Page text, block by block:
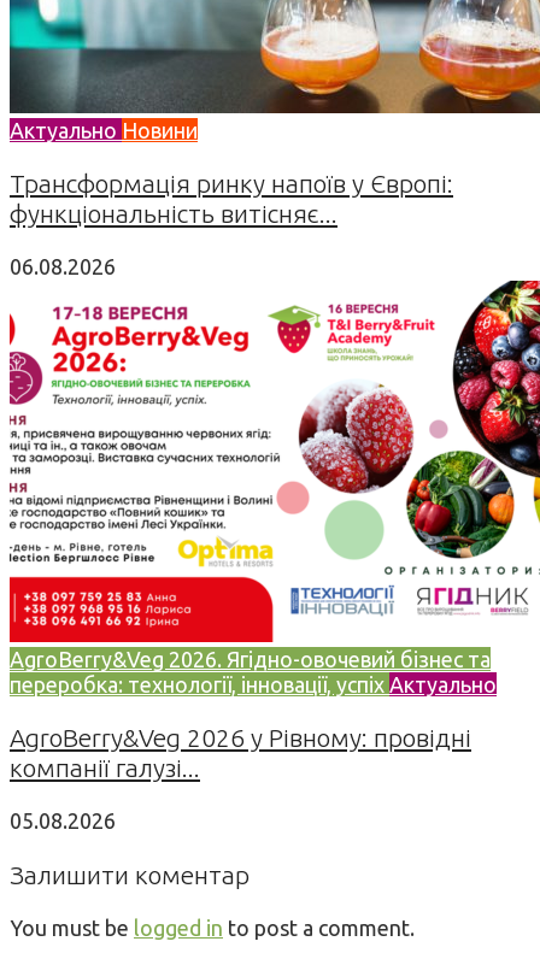
Актуально Новини
Трансформація ринку напоїв у Європі:
функціональність витісняє...
06.08.2026
AgroBerry&Veg 2026. Ягідно-овочевий бізнес та
переробка: технології, інновації, успіх Актуально
AgroBerry&Veg 2026 у Рівному: провідні
компанії галузі...
05.08.2026
Залишити коментар
You must be logged in to post a comment.